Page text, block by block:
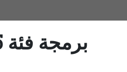
برمجة فئة 15 و 17